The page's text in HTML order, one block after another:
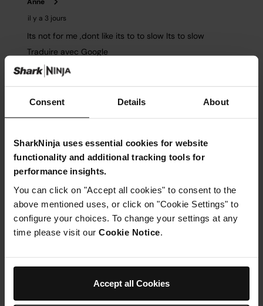
Consent Details About
SharkNinja uses essential cookies for website
functionality and additional tracking tools for
performance insights.
You can click on "Accept all cookies" to consent to the
above mentioned uses, or click on "Cookie Settings" to
configure your choices. To change your settings at any
time please visit our Cookie Notice
Accept all Cookies